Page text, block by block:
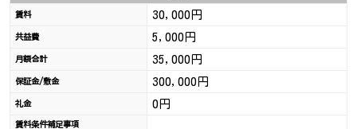
賃料 30,000円
共益費 5,000円
月額合計 35,000円
保証金/敷金 300,000円
礼金 0円
賃料条件補足事項